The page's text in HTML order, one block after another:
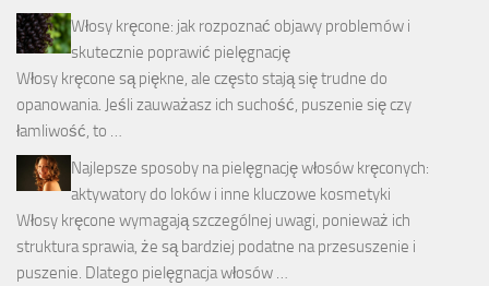
Włosy kręcone: jak rozpoznać objawy problemów i
skutecznie poprawić pielęgnację
Włosy kręcone są piękne, ale często stają się trudne do
opanowania. Jeśli zauważasz ich suchość, puszenie się czy
łamliwość, to …
Najlepsze sposoby na pielęgnację włosów kręconych:
aktywatory do loków i inne kluczowe kosmetyki
Włosy kręcone wymagają szczególnej uwagi, ponieważ ich
struktura sprawia, że są bardziej podatne na przesuszenie i
puszenie. Dlatego pielęgnacja włosów …